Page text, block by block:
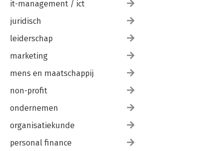
14. Checklist basisbehoeften 147
Vragenlijst medewerkers 151
Interpretatie score per kandidaat 152
Dankwoord 155
it-management / ict
juridisch
leiderschap
marketing
mens en maatschappij
non-profit
ondernemen
organisatiekunde
personal finance